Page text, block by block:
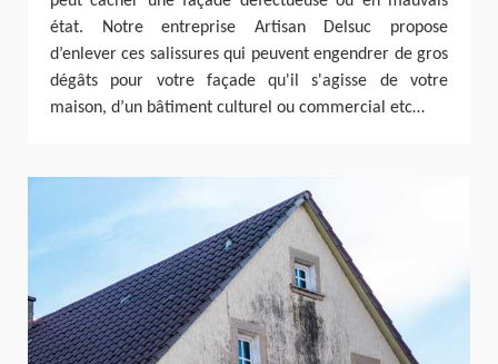
état. Notre entreprise Artisan Delsuc propose
d’enlever ces salissures qui peuvent engendrer de gros
dégâts pour votre façade qu'il s'agisse de votre
maison, d’un bâtiment culturel ou commercial etc…